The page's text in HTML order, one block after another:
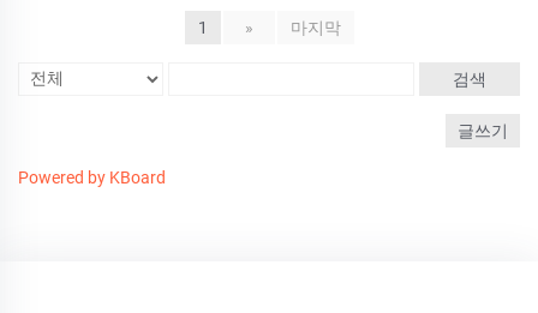
1 » 마지막
검색
글쓰기
Powered by KBoard